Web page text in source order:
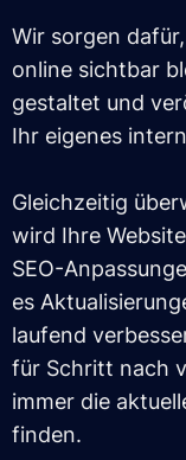
Wir sorgen
online sichtbar
gestaltet und
Ihr eigenes
Gleichzeitig
wird Ihre
SEO-
es
laufend
für Schritt nach
immer die
finden.